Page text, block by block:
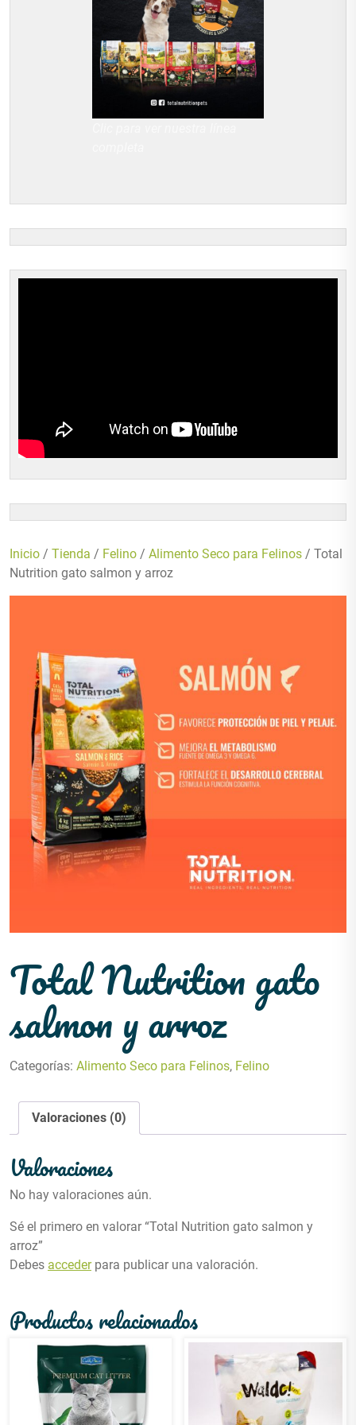
Inicio / Tienda / Felino / Alimento Seco para Felinos / Total
Nutrition gato salmon y arroz
Total Nutrition gato
salmon y arroz
Categorías: Alimento Seco para Felinos, Felino
Valoraciones (0)
Valoraciones
No hay valoraciones aún.
Sé el primero en valorar “Total Nutrition gato salmon y
arroz”
Debes accederpara publicar una valoración.
Productos relacionados